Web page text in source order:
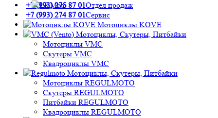
+7 (993) 275 87 01Отдел продаж
+7 (993) 274 87 01Сервис
Мотоциклы KOVE
Мотоциклы, Скутеры, Питбайки
Мотоциклы VMC
Скутеры VMC
Квадроциклы VMC
Мотоциклы, Скутеры, Питбайки
Мотоциклы REGULMOTO
Скутеры REGULMOTO
Питбайки REGULMOTO
Квадроциклы REGULMOTO